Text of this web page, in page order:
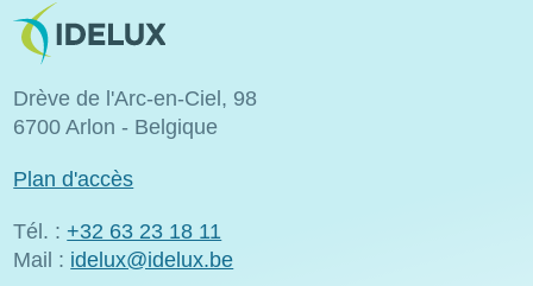
Image
Drève de l'Arc-en-Ciel, 98
6700 Arlon - Belgique
Plan d'accès
Tél. : +32 63 23 18 11
Mail : idelux@idelux.be